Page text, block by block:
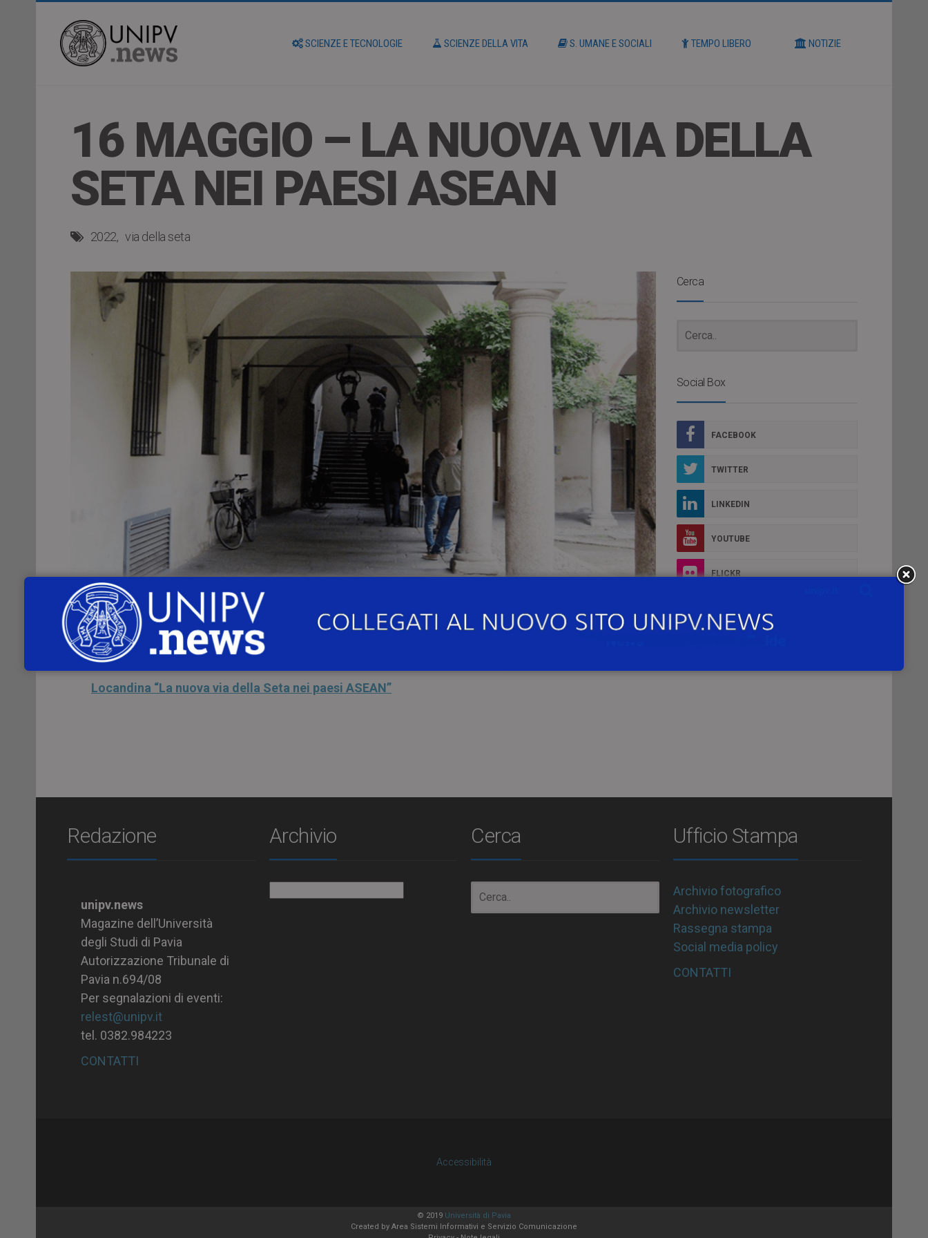
SCIENZE E TECNOLOGIE SCIENZE DELLA VITA S. UMANE E SOCIALI TEMPO LIBERO NOTIZIE
16 MAGGIO – LA NUOVA VIA DELLA
SETA NEI PAESI ASEAN
2022 via della seta
Lunedì 16 maggio 2022, alleore 9:00
paesi ASEAN” , relatriceAngela Tritto della Hong Kong University of Science and Technology.
Per informazioni sulla partecipazione, si veda la locandina:
Locandina “La nuova via della Seta nei paesi ASEAN”
Cerca
Social Box
FACEBOOK
TWITTER
LINKEDIN
YOUTUBE
FLICKR
Redazione
unipv.news
Magazine dell’Università
degli Studi di Pavia
Autorizzazione Tribunale di
Pavia n.694/08
Per segnalazioni di eventi:
relest@unipv.it
tel. 0382.984223
CONTATTI
Archivio Cerca Ufficio Stampa
Archivio fotografico
Archivio newsletter
Rassegna stampa
Social media policy
CONTATTI
Accessibilità
© 2019 Università di Pavia
Created by Area Sistemi Informativi e Servizio Comunicazione